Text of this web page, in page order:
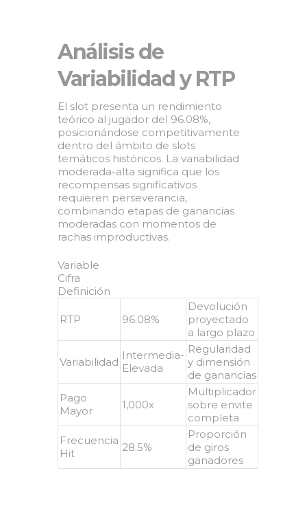
Análisis de
Variabilidad y RTP
El slot presenta un rendimiento
teórico al jugador del 96.08%,
posicionándose competitivamente
dentro del ámbito de slots
temáticos históricos. La variabilidad
moderada-alta significa que los
recompensas significativos
requieren perseverancia,
combinando etapas de ganancias
moderadas con momentos de
rachas improductivas.
Variable
Cifra
Definición
RTP 96.08%
Devolución
proyectado
a largo plazo
Variabilidad
Intermedia-
Elevada
Regularidad
y dimensión
de ganancias
Pago
Mayor
1,000x
Multiplicador
sobre envite
completa
Frecuencia
Hit
28.5%
Proporción
de giros
ganadores